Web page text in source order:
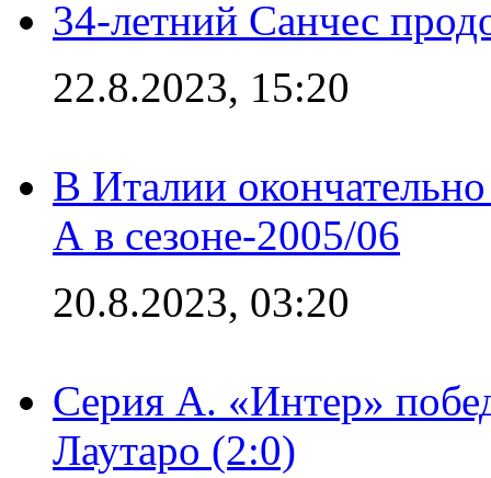
34-летний Санчес
22.8.2023, 15:20
В Италии
А в сезоне-2005/06
20.8.2023, 03:20
Серия А. «Интер»
Лаутаро (2:0)